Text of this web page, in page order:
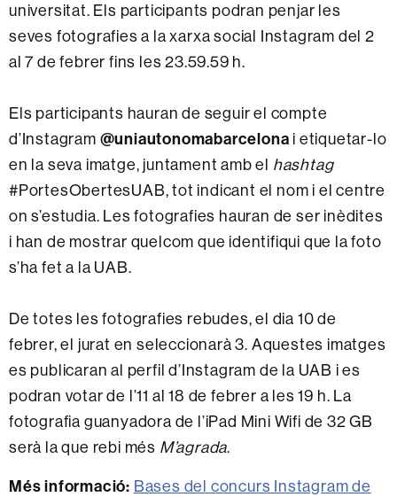
universitat. Els participants podran penjar les
seves fotografies a la xarxa social Instagram del 2
al 7 de febrer fins les 23.59.59 h.
Els participants hauran de seguir el compte
d’Instagram @uniautonomabarcelona i etiquetar-lo
en la seva imatge, juntament amb el hashtag
#PortesObertesUAB, tot indicant el nom i el centre
on s’estudia. Les fotografies hauran de ser inèdites
i han de mostrar quelcom que identifiqui que la foto
s’ha fet a la UAB.
De totes les fotografies rebudes, el dia 10 de
febrer, el jurat en seleccionarà 3. Aquestes imatges
es publicaran al perfil d’Instagram de la UAB i es
podran votar de l’11 al 18 de febrer a les 19 h. La
fotografia guanyadora de l’iPad Mini Wifi de 32 GB
serà la que rebi més M’agrada.
Més informació: Bases del concurs Instagram de